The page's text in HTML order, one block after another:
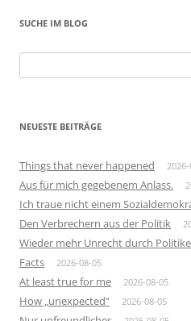
SUCHE IM BLOG
nach:
NEUESTE BEITRÄGE
Things that never happened
Aus für mich gegebenem Anlass.
Ich traue nicht einem
Den Verbrechern aus der Politik
Wieder mehr Unrecht durch
Facts 2026-08-05
At least true for me 2026-08-05
How „unexpected“ 2026-08-05